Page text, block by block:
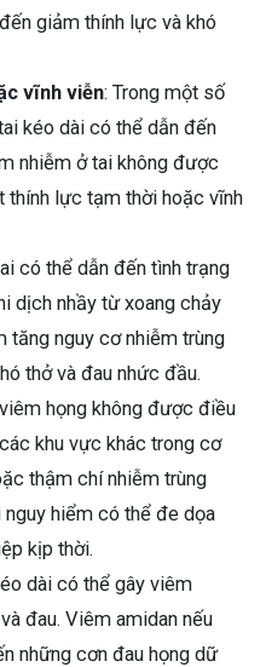
giảm thính lực và khó
vĩnh viễn: Trong một số
kéo dài có thể dẫn đến
nhiễm ở tai không được
thính lực tạm thời hoặc vĩnh
có thể dẫn đến tình trạng
dịch nhầy từ xoang chảy
tăng nguy cơ nhiễm trùng
thở và đau nhức đầu.
họng không được điều
khu vực khác trong cơ
thậm chí nhiễm trùng
hiểm có thể đe dọa
kịp thời.
dài có thể gây viêm
đau. Viêm amidan nếu
những cơn đau họng dữ